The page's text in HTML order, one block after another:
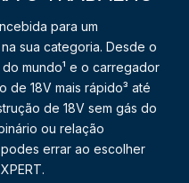
para um
sua categoria. Desde o
mundo¹ e o carregador
de 18V mais rápido³ até
de 18V sem gás do
ou relação
errar ao escolher